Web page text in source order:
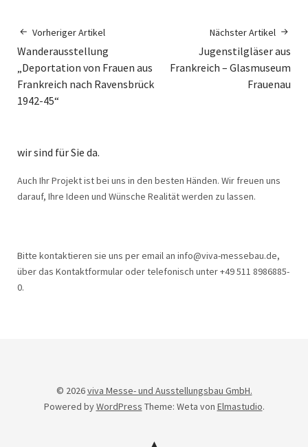
Vorheriger Artikel
Wanderausstellung
„Deportation von Frauen aus
Frankreich nach Ravensbrück
1942-45“
Nächster Artikel
Jugenstilgläser aus
Frankreich – Glasmuseum
Frauenau
wir sind für Sie da.
Auch Ihr Projekt ist bei uns in den besten Händen. Wir freuen uns
darauf, Ihre Ideen und Wünsche Realität werden zu lassen.
Bitte kontaktieren sie uns per email an info@viva-messebau.de,
über das Kontaktformular oder telefonisch unter +49 511 8986885-
0.
© 2026viva Messe- und Ausstellungsbau GmbH.
Powered byWordPress Theme: Weta von Elmastudio.